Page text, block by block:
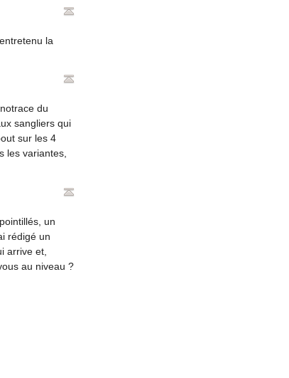
la
du
sangliers qui
sur les 4
les variantes,
un
rédigé un
arrive et,
au niveau ?